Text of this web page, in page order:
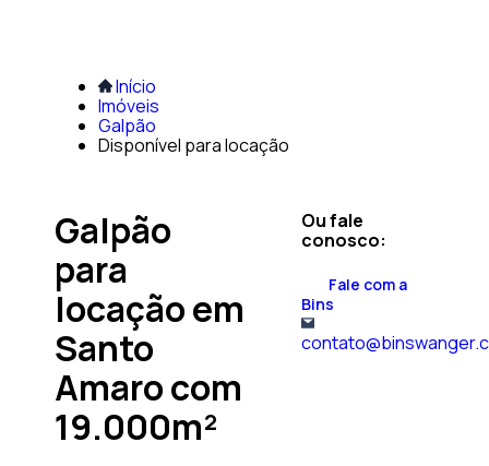
Início
Imóveis
Galpão
Disponível para locação
Galpão
para
locação em
Santo
Amaro com
19.000m²
Ou fale
conosco:
Fale com a
Bins